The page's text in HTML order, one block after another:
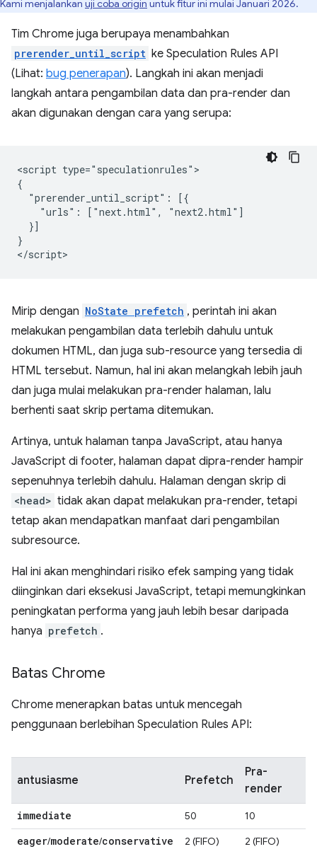
Kami menjalankan uji coba origin untuk fitur ini mulai Januari 2026.
Tim Chrome juga berupaya menambahkan
prerender_until_script ke Speculation Rules API
(Lihat: bug penerapan). Langkah ini akan menjadi
langkah antara pengambilan data dan pra-render dan
akan digunakan dengan cara yang serupa:
<script type="speculationrules">
{
  "prerender_until_script": [{
    "urls": ["next.html", "next2.html"]
  }]
}
Mirip dengan NoState prefetch , perintah ini akan
melakukan pengambilan data terlebih dahulu untuk
dokumen HTML, dan juga sub-resource yang tersedia di
HTML tersebut. Namun, hal ini akan melangkah lebih jauh
dan juga mulai melakukan pra-render halaman, lalu
berhenti saat skrip pertama ditemukan.
Artinya, untuk halaman tanpa JavaScript, atau hanya
JavaScript di footer, halaman dapat dipra-render hampir
sepenuhnya terlebih dahulu. Halaman dengan skrip di
<head> tidak akan dapat melakukan pra-render, tetapi
tetap akan mendapatkan manfaat dari pengambilan
subresource.
Hal ini akan menghindari risiko efek samping yang tidak
diinginkan dari eksekusi JavaScript, tetapi memungkinkan
peningkatan performa yang jauh lebih besar daripada
hanya prefetch .
Batas Chrome
Chrome menerapkan batas untuk mencegah
penggunaan berlebihan Speculation Rules API:
antusiasme Prefetch
Pra-
render
immediate 50 10
eager/moderate/conservative 2 (FIFO) 2 (FIFO)